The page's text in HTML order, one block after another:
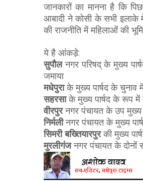
जानकारों का मानना है कि
आबादी ने कोसी के सभी
की राजनीति में महिलाओं की
ये है आंकडे़:
सुपौलनगर परिषद् के मुख्य
जमाया
मधेपुराके मुख्य पार्षद के चुनाव
सहरसाके मुख्य पार्षद के रूप में
वीरपुरनगर पंचायत के उप मुख्य
निर्मलीनगर पंचायत के मुख्य
सिमरी बख्तियारपुरकी मुख्य
मुरलीगंजनगर पंचायत के दोनों